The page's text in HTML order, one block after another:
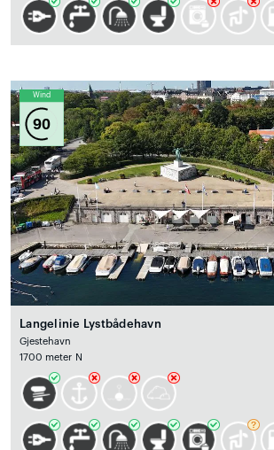
Wind
90
Langelinie Lystbådehavn
Gjestehavn
1700 meter N